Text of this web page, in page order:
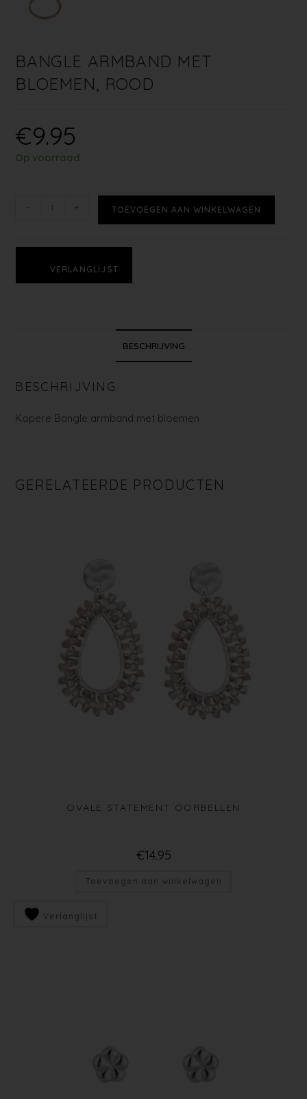
BANGLE ARMBAND MET
BLOEMEN, ROOD
€9.95
Op voorraad
+ TOEVOEGEN AAN WINKELWAGEN
VERLANGLIJST
BESCHRIJVING
BESCHRIJVING
Kopere Bangle armband met bloemen
GERELATEERDE PRODUCTEN
OVALE STATEMENT OORBELLEN
€14.95
Toevoegen aan winkelwagen
Verlanglijst